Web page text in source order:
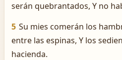
serán quebrantados, Y no
5 Su mies comerán los
entre las espinas, Y los
hacienda.